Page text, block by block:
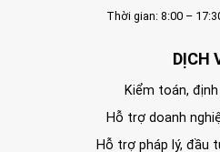
Thời gian: 8:00 –
DỊCH
Kiểm toán,
Hỗ trợ doanh
Hỗ trợ pháp lý, đầu